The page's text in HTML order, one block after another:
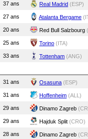
37 ans Real Madrid (ESP)
27 ans Atalanta Bergame
20 ans Red Bull Salzbourg
25 ans Torino (ITA)
33 ans Tottenham (ANG)
31 ans Osasuna (ESP)
31 ans Hoffenheim (ALL)
29 ans Dinamo Zagreb
29 ans Hajduk Split (CRO)
28 ans Dinamo Zagreb